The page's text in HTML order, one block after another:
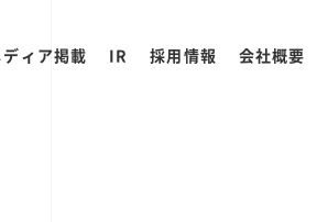
ィア掲載 IR 採用情報 会社概要